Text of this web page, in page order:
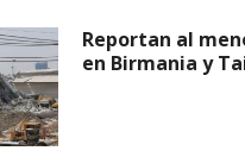
Reportan al
en Birmania y